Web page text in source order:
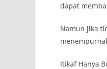
dapat
Namun jika
Itikaf Hanya